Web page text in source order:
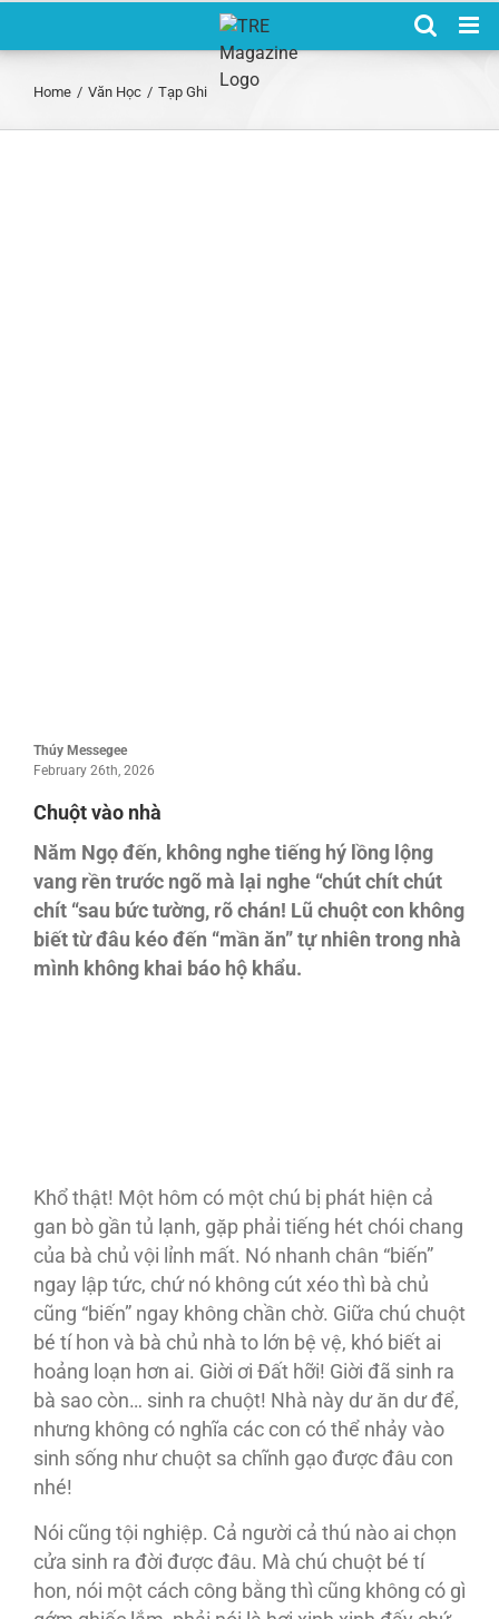
Home / Văn Học / Tạp Ghi
Thúy Messegee
February 26th, 2026
Chuột vào nhà
Năm Ngọ đến, không nghe tiếng hý lồng lộng
vang rền trước ngõ mà lại nghe “chút chít chút
chít “sau bức tường, rõ chán! Lũ chuột con không
biết từ đâu kéo đến “mần ăn” tự nhiên trong nhà
mình không khai báo hộ khẩu.
Khổ thật! Một hôm có một chú bị phát hiện cả
gan bò gần tủ lạnh, gặp phải tiếng hét chói chang
của bà chủ vội lỉnh mất. Nó nhanh chân “biến”
ngay lập tức, chứ nó không cút xéo thì bà chủ
cũng “biến” ngay không chần chờ. Giữa chú chuột
bé tí hon và bà chủ nhà to lớn bệ vệ, khó biết ai
hoảng loạn hơn ai. Giời ơi Đất hỡi! Giời đã sinh ra
bà sao còn… sinh ra chuột! Nhà này dư ăn dư để,
nhưng không có nghĩa các con có thể nhảy vào
sinh sống như chuột sa chĩnh gạo được đâu con
nhé!
Nói cũng tội nghiệp. Cả người cả thú nào ai chọn
cửa sinh ra đời được đâu. Mà chú chuột bé tí
hon, nói một cách công bằng thì cũng không có gì